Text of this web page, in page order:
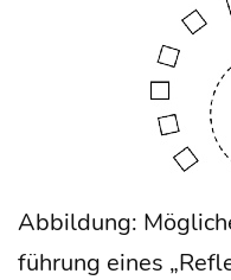
Abbil­dung:
füh­rung eines